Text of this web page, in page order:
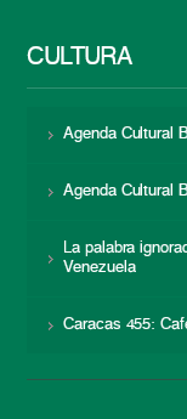
CULTURA
Agenda Cultural
Agenda Cultural
La palabra
Venezuela
Caracas 455: